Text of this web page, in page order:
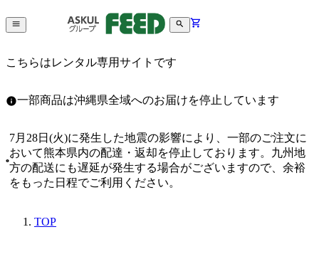
こちらはレンタル専用サイトです
一部商品は沖縄県全域へのお届けを停止しています
7月28日(火)に発生した地震の影響により、一部のご注文に
おいて熊本県内の配達・返却を停止しております。九州地
方の配送にも遅延が発生する場合がございますので、余裕
をもった日程でご利用ください。
TOP